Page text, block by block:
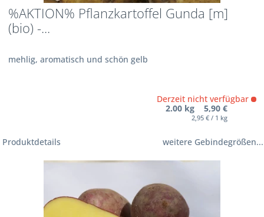
%AKTION% Pflanzkartoffel Gunda [m]
(bio) -...
mehlig, aromatisch und schön gelb
Derzeit nicht verfügbar
2.00 kg 5,90 €
2,95 € / 1 kg
Produktdetails weitere Gebindegrößen...